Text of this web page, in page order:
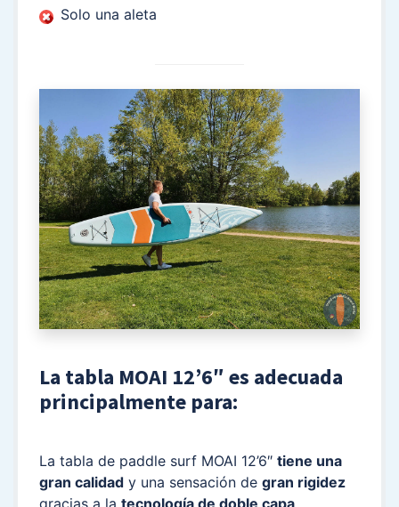
Solo una aleta
La tabla MOAI 12’6″ es adecuada
principalmente para:
La tabla de paddle surf MOAI 12’6″ tiene una
gran calidad y una sensación de gran rigidez
gracias a la tecnología de doble capa